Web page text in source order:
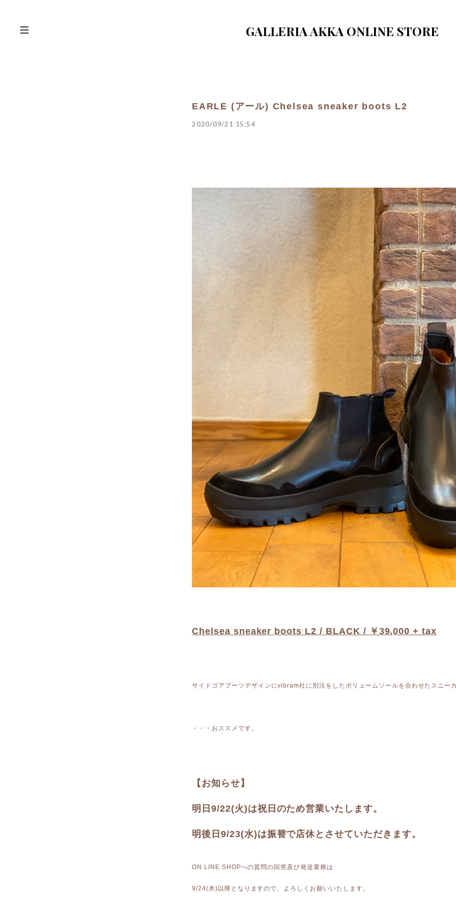
GALLERIA AKKA ONLINE STORE
EARLE (アール) Chelsea sneaker boots L2
2020/09/21 15:54
Chelsea sneaker boots L2 / BLACK / ￥39,000 + tax
サイドゴアブーツデザインにvibram社に別注をしたボリュームソールを合わせたスニー
・・・おススメです。
【お知らせ】
明日9/22(火)は祝日のため営業いたします。
明後日9/23(水)は振替で店休とさせていただきます。
ON LINE SHOPへの質問の回答及び発送業務は
9/24(木)以降となりますので、よろしくお願いいたします。